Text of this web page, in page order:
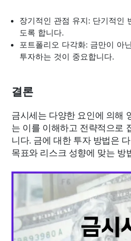
장기적인 관점 유지: 단기적인
도록 합니다.
포트폴리오 다각화: 금만이 아
투자하는 것이 중요합니다.
결론
금시세는 다양한 요인에 의해
는 이를 이해하고 전략적으로
니다. 금에 대한 투자 방법은
목표와 리스크 성향에 맞는 방